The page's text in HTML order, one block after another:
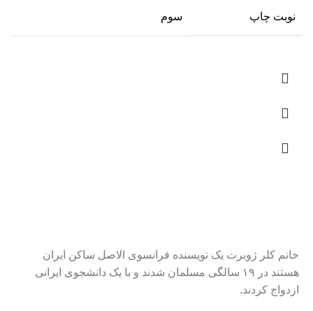
نوبت چاپ سوم
خانم کلر ژوبرت یک نویسنده فرانسوی الاصل ساکن ایران
هستند در ۱۹ سالگی مسلمان شدند و با یک دانشجوی ایرانی
ازدواج کردند.